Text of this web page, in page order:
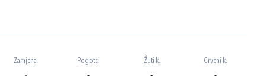
Zamjena Pogotci Žuti k. Crveni k.